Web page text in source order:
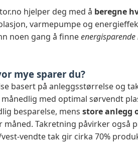
hjelper deg med å beregne
varmepumpe og
noen gang å finne
mye sparer du?
basert på anleggsstørrelse og
med optimal sørvendt
besparelse, mens store anlegg
Takretning påvirker også
vendte tak gir cirka 70%